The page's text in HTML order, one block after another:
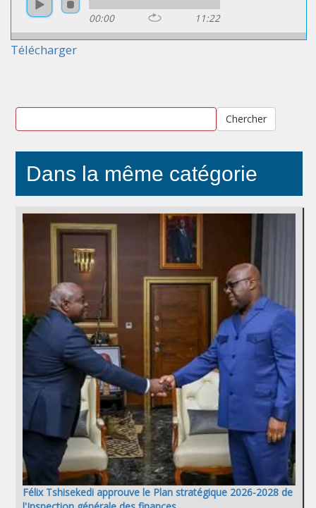
00:00 11:22
Télécharger
Chercher
Dans la même catégorie
Félix Tshisekedi approuve le Plan stratégique 2026-2028 de